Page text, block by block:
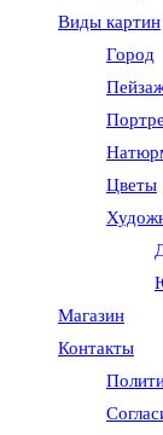
Виды картин
Город
Цветы
Магазин
Контакты